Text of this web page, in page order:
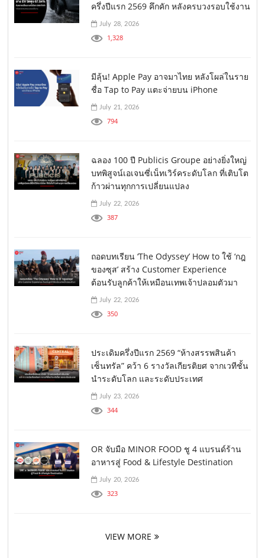
ครึ่งปีแรก 2569 คึกคัก หลังครบวงรอบใช้งาน
July 28, 2026
1,328
มีลุ้น! Apple Pay อาจมาไทย หลังโผล่ในราย
ชื่อ Tap to Pay แตะจ่ายบน iPhone
July 21, 2026
794
ฉลอง 100 ปี Publicis Groupe อย่างยิ่งใหญ่
บทพิสูจน์เอเจนซี่เน็ทเวิร์คระดับโลก ที่เติบโต
ก้าวผ่านทุกการเปลี่ยนแปลง
July 22, 2026
387
ถอดบทเรียน ‘The Odyssey’ How to ใช้ ‘กฎ
ของซุส’ สร้าง Customer Experience
ต้อนรับลูกค้าให้เหมือนเทพเจ้าปลอมตัวมา
July 22, 2026
350
ประเดิมครึ่งปีแรก 2569 “ห้างสรรพสินค้า
เซ็นทรัล” คว้า 6 รางวัลเกียรติยศ จากเวทีชั้น
นำระดับโลก และระดับประเทศ
July 23, 2026
344
OR จับมือ MINOR FOOD ชู 4 แบรนด์ร้าน
อาหารสู่ Food & Lifestyle Destination
July 20, 2026
323
VIEW MORE